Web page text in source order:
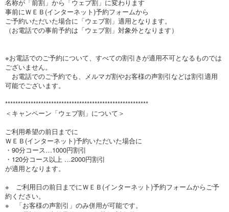
名称が「前割」から「ウェブ割」に変わります
事前にＷＥＢ(インターネット)予約フォームから
ご予約いただいた場合に「ウェブ割」適用となります。
（お電話での事前予約は「ウェブ割」対象外となります）
※お電話でのご予約について、すべての割引きが適用不可となるものでは
ございません。
お電話でのご予約でも、メルマガ割やお客様の声割引などは割引適用
可能でございます。
********************************************************
＜キャンペーン「ウェブ割」について＞
ご利用希望の前日までに
ＷＥＢ(インターネット)予約いただいた場合に
・90分コース…1000円割引
・120分コース以上 …2000円割引
が適用となります。
※ ご利用日の前日までにＷＥＢ(インターネット)予約フォームからご予
約ください。
※ 「お客様の声割引」のみ併用が可能です。